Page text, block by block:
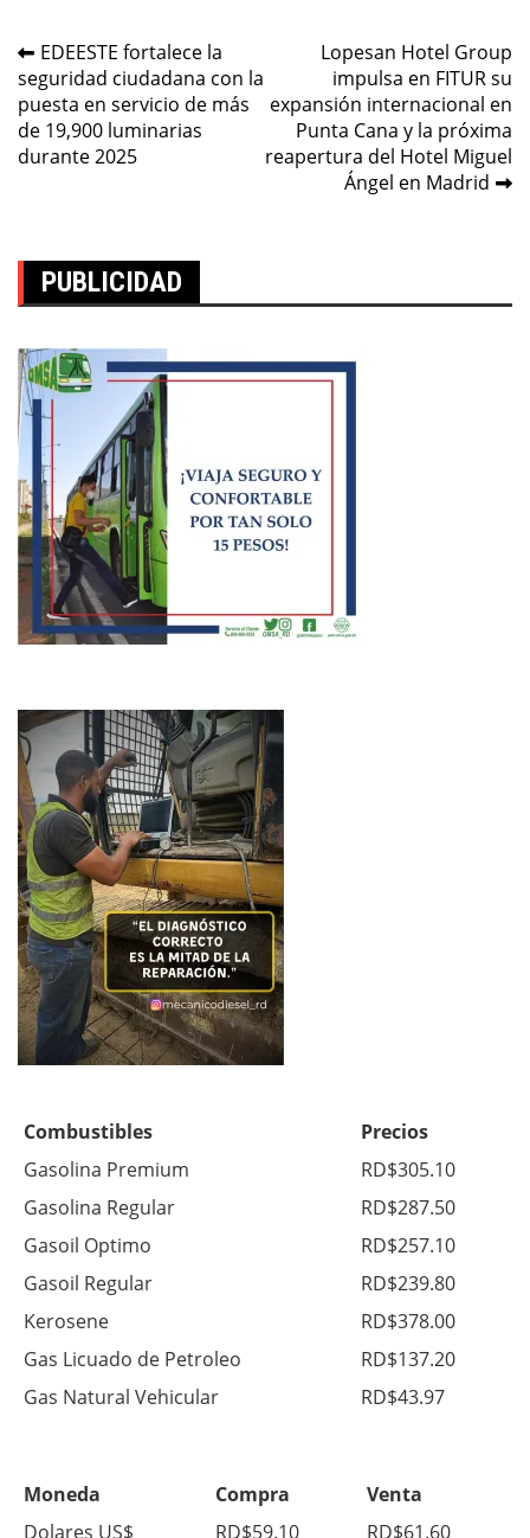
Navegación
de
entradas
EDEESTE fortalece la
seguridad ciudadana con la
puesta en servicio de más
de 19,900 luminarias
durante 2025
Lopesan Hotel Group
impulsa en FITUR su
expansión internacional en
Punta Cana y la próxima
reapertura del Hotel Miguel
Ángel en Madrid
PUBLICIDAD
Combustibles
Precios
Gasolina Premium
RD$305.10
Gasolina Regular
RD$287.50
Gasoil Optimo
RD$257.10
Gasoil Regular
RD$239.80
Kerosene
RD$378.00
Gas Licuado de Petroleo
RD$137.20
Gas Natural Vehicular
RD$43.97
Moneda Compra
Venta
Dolares US$
RD$59.10 RD$61.60